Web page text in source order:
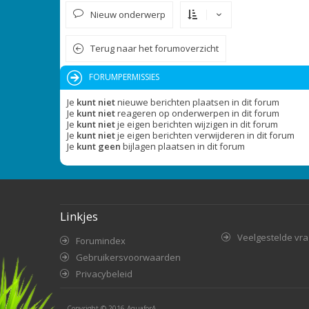
Nieuw onderwerp
Terug naar het forumoverzicht
FORUMPERMISSIES
Je kunt nietnieuwe berichten plaatsen in dit forum
Je kunt nietreageren op onderwerpen in dit forum
Je kunt nietje eigen berichten wijzigen in dit forum
Je kunt nietje eigen berichten verwijderen in dit forum
Je kunt geen bijlagen plaatsen in dit forum
Linkjes
Forumindex
Gebruikersvoorwaarden
Privacybeleid
Veelgestelde